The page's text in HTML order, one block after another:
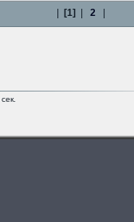
[1] 2
сек.